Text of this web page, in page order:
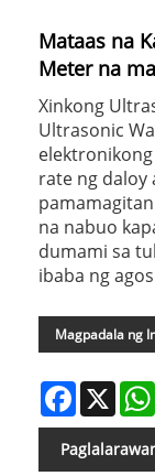
Mataas na
Meter na
Xinkong
Ultrasonic
rate ng daloy
na nabuo
dumami sa
ibaba ng
Magpadala ng
Facebook
X